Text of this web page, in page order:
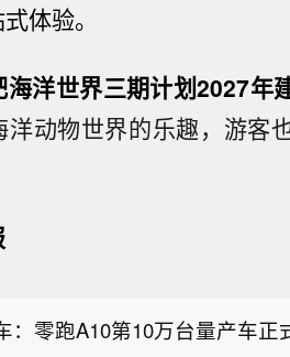
体验。
海洋世界三期计划2027年
洋动物世界的乐趣，游客
整战略，聚焦高端金属切削
：零跑A10第10万台量产车正